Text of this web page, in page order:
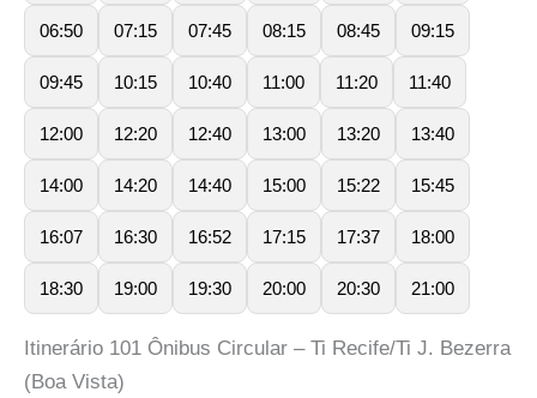
06:50 07:15 07:45 08:15 08:45 09:15
09:45 10:15 10:40 11:00 11:20 11:40
12:00 12:20 12:40 13:00 13:20 13:40
14:00 14:20 14:40 15:00 15:22 15:45
16:07 16:30 16:52 17:15 17:37 18:00
18:30 19:00 19:30 20:00 20:30 21:00
Itinerário 101 Ônibus Circular – Ti Recife/Ti J. Bezerra
(Boa Vista)